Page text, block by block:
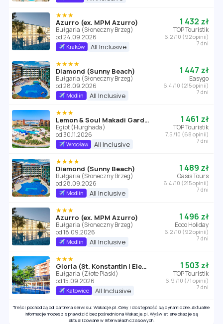
★★★
Azurro (ex. MPM Azurro)
Bułgaria (Słoneczny Brzeg)
od 24.09.2026
Kraków All Inclusive
1 432 zł
TOP Touristik
6.2 /10 (92 opinii)
7 dni
★★★★
Diamond (Sunny Beach)
Bułgaria (Słoneczny Brzeg)
od 28.09.2026
Modlin All Inclusive
1 447 zł
Easygo
6.4 /10 (215 opinii)
7 dni
★★★
Lemon & Soul Makadi Garden (ex Labranda Garden Makadi)
Egipt (Hurghada)
od 30.11.2026
Wrocław All Inclusive
1 461 zł
TOP Touristik
7.5 /10 (68 opinii)
7 dni
★★★★
Diamond (Sunny Beach)
Bułgaria (Słoneczny Brzeg)
od 28.09.2026
Modlin All Inclusive
1 489 zł
Oasis Tours
6.4 /10 (215 opinii)
7 dni
★★★
Azurro (ex. MPM Azurro)
Bułgaria (Słoneczny Brzeg)
od 18.09.2026
Modlin All Inclusive
1 496 zł
Ecco Holiday
6.2 /10 (92 opinii)
7 dni
★★★
Gloria (St. Konstantin i Elena)
Bułgaria (Złote Piaski)
od 15.09.2026
Katowice All Inclusive
1 503 zł
TOP Touristik
6.9 /10 (71 opinii)
7 dni
Treści pochodzą od partnera serwisu: Wakacje.pl. Ceny i dostępność są dynamiczne. Aktualne
informacje możesz sprawdzić bezpośrednio na Wakacje.pl. Wyświetlane okazje są
aktualizowane w interwałach czasowych.